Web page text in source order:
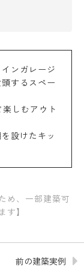
ンガレージ
するスペー
しむアウト
設けたキッ
め、一部建築可
】
前の建築実例